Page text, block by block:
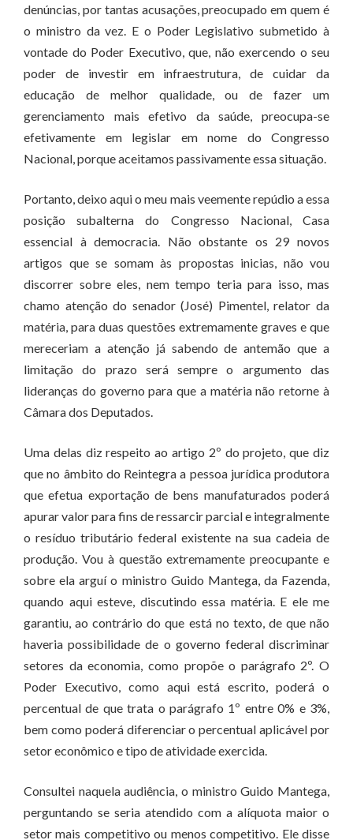
denúncias, por tantas acusações, preocupado em quem é
o ministro da vez. E o Poder Legislativo submetido à
vontade do Poder Executivo, que, não exercendo o seu
poder de investir em infraestrutura, de cuidar da
educação de melhor qualidade, ou de fazer um
gerenciamento mais efetivo da saúde, preocupa-se
efetivamente em legislar em nome do Congresso
Nacional, porque aceitamos passivamente essa situação.
Portanto, deixo aqui o meu mais veemente repúdio a essa
posição subalterna do Congresso Nacional, Casa
essencial à democracia. Não obstante os 29 novos
artigos que se somam às propostas inicias, não vou
discorrer sobre eles, nem tempo teria para isso, mas
chamo atenção do senador (José) Pimentel, relator da
matéria, para duas questões extremamente graves e que
mereceriam a atenção já sabendo de antemão que a
limitação do prazo será sempre o argumento das
lideranças do governo para que a matéria não retorne à
Câmara dos Deputados.
Uma delas diz respeito ao artigo 2º do projeto, que diz
que no âmbito do Reintegra a pessoa jurídica produtora
que efetua exportação de bens manufaturados poderá
apurar valor para fins de ressarcir parcial e integralmente
o resíduo tributário federal existente na sua cadeia de
produção. Vou à questão extremamente preocupante e
sobre ela arguí o ministro Guido Mantega, da Fazenda,
quando aqui esteve, discutindo essa matéria. E ele me
garantiu, ao contrário do que está no texto, de que não
haveria possibilidade de o governo federal discriminar
setores da economia, como propõe o parágrafo 2º. O
Poder Executivo, como aqui está escrito, poderá o
percentual de que trata o parágrafo 1º entre 0% e 3%,
bem como poderá diferenciar o percentual aplicável por
setor econômico e tipo de atividade exercida.
Consultei naquela audiência, o ministro Guido Mantega,
perguntando se seria atendido com a alíquota maior o
setor mais competitivo ou menos competitivo. Ele disse